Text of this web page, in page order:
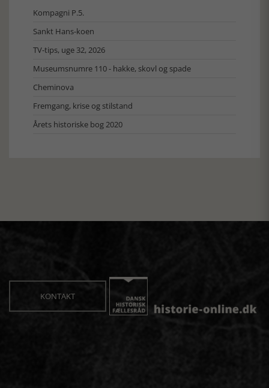
Kompagni P.5.
Sankt Hans-koen
TV-tips, uge 32, 2026
Museumsnumre 110 - hakke, skovl og spade
Cheminova
Fremgang, krise og stilstand
Årets historiske bog 2020
KONTAKT